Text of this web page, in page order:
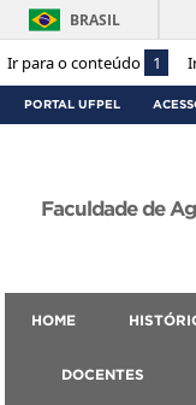
Ir para o conteúdo 1
BRASIL
PORTAL UFPEL
Faculdade de
HOME
DOCENTES